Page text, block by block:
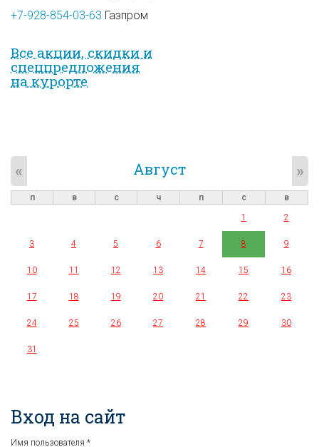
+7-928-854-03-63 Газпром
Все акции, скидки и
спец­предложе­ния
на курорте
Август
« »
п в с ч п с
в
1
2
3 4 5 6 7 8 9
10 11 12 13 14 15 16
17 18 19 20 21 22 23
24 25 26 27 28 29 30
31
Вход на сайт
Имя пользователя *